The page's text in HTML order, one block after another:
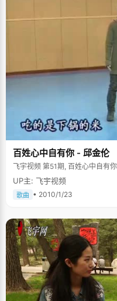
百姓心中自有你 - 邱金伦
飞宇视频 第51期, 百姓心中自有
UP主: 飞宇视频
歌曲 • 2010/1/23